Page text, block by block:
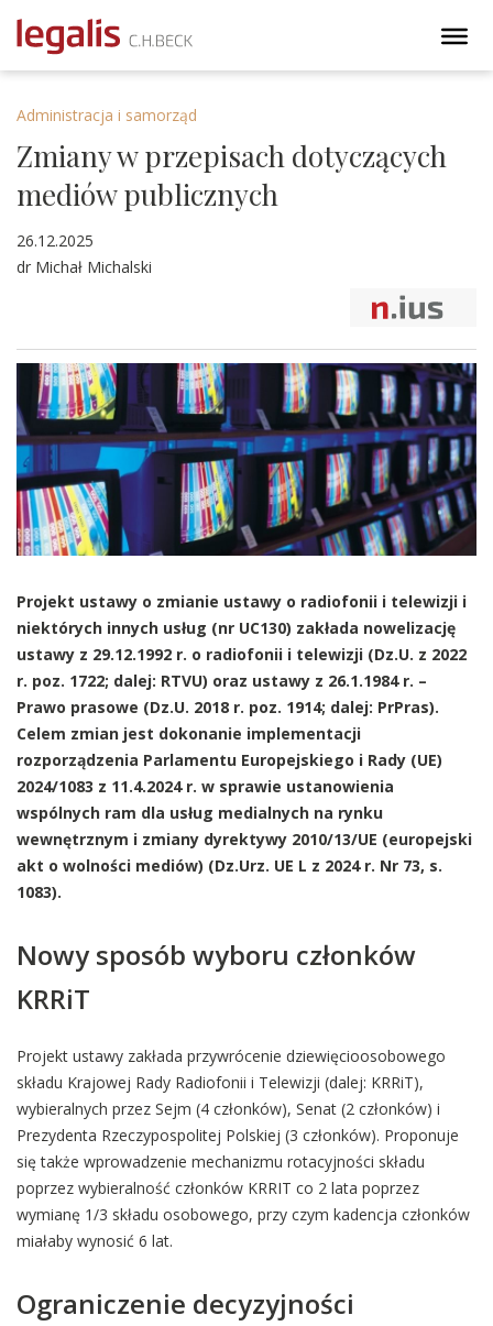
Administracja i samorząd
Zmiany w przepisach dotyczących
mediów publicznych
26.12.2025
dr Michał Michalski
Projekt ustawy o zmianie ustawy o radiofonii i telewizji i
niektórych innych usług (nr UC130) zakłada nowelizację
ustawy z 29.12.1992 r. o radiofonii i telewizji (Dz.U. z 2022
r. poz. 1722; dalej: RTVU) oraz ustawy z 26.1.1984 r. –
Prawo prasowe (Dz.U. 2018 r. poz. 1914; dalej: PrPras).
Celem zmian jest dokonanie implementacji
rozporządzenia Parlamentu Europejskiego i Rady (UE)
2024/1083 z 11.4.2024 r. w sprawie ustanowienia
wspólnych ram dla usług medialnych na rynku
wewnętrznym i zmiany dyrektywy 2010/13/UE (europejski
akt o wolności mediów) (Dz.Urz. UE L z 2024 r. Nr 73, s.
1083).
Nowy sposób wyboru członków
KRRiT
Projekt ustawy zakłada przywrócenie dziewięcioosobowego
składu Krajowej Rady Radiofonii i Telewizji (dalej: KRRiT),
wybieralnych przez Sejm (4 członków), Senat (2 członków) i
Prezydenta Rzeczypospolitej Polskiej (3 członków). Proponuje
się także wprowadzenie mechanizmu rotacyjności składu
poprzez wybieralność członków KRRIT co 2 lata poprzez
wymianę 1/3 składu osobowego, przy czym kadencja członków
miałaby wynosić 6 lat.
Ograniczenie decyzyjności